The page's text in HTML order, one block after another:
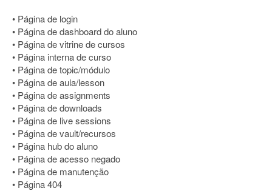
• Página de login
• Página de dashboard do aluno
• Página de vitrine de cursos
• Página interna de curso
• Página de topic/módulo
• Página de aula/lesson
• Página de assignments
• Página de downloads
• Página de live sessions
• Página de vault/recursos
• Página hub do aluno
• Página de acesso negado
• Página de manutenção
• Página 404